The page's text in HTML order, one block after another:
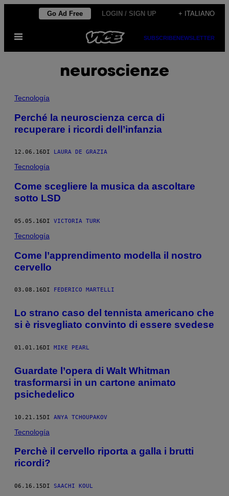
contenuto
Go Ad Free LOGIN / SIGN UP + ITALIANO
Apri
menu
SUBSCRIBENEWSLETTER
neuroscienze
Tecnología
Perché la neuroscienza cerca di
recuperare i ricordi dell’infanzia
12.06.16 DI LAURA DE GRAZIA
Tecnología
Come scegliere la musica da ascoltare
sotto LSD
05.05.16DI VICTORIA TURK
Tecnología
Come l’apprendimento modella il nostro
cervello
03.08.16 DI FEDERICO MARTELLI
Lo strano caso del tennista americano che
si è risvegliato convinto di essere svedese
01.01.16DI MIKE PEARL
Guardate l’opera di Walt Whitman
trasformarsi in un cartone animato
psichedelico
10.21.15DI ANYA TCHOUPAKOV
Tecnología
Perchè il cervello riporta a galla i brutti
ricordi?
06.16.15 DI SAACHI KOUL